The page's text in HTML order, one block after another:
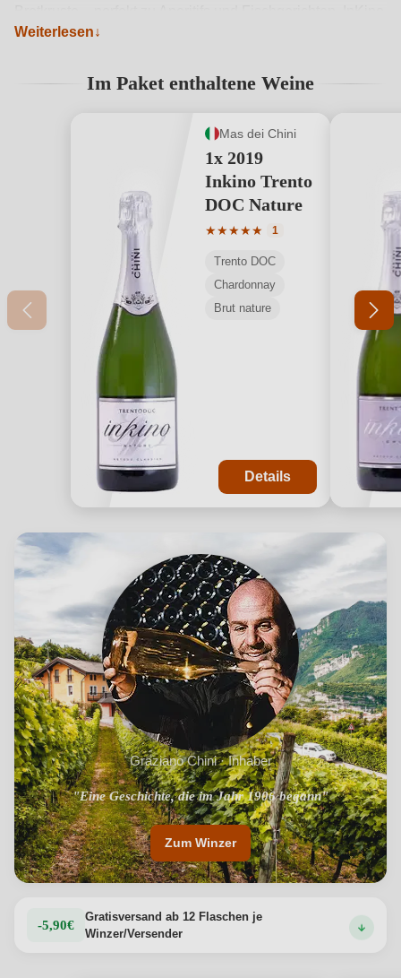
Trento DOC Riserva: Ein eleganter, strukturierter Klassiker,
frisch mit Aromen von kleinen roten Beeren – ideal zu
besondere Mikroklima zwischen den Dolomiten und dem
Produktdetails anzeigen →
Weiterlesen
Im Paket enthaltene Weine
Mas dei Chini
1x 2019
Inkino Trento
DOC Nature
★★★★★
Durchschnittliche Bewertung
1
Trento DOC
Chardonnay
Brut nature
Details
Graziano Chini · Inhaber
"Eine Geschichte, die im Jahr 1906 begann"
"In Trient, zwischen den Dolomiten und dem Gardasee"
Zum Winzer
-5,90€
Gratisversand ab 12 Flaschen je
Winzer/Versender